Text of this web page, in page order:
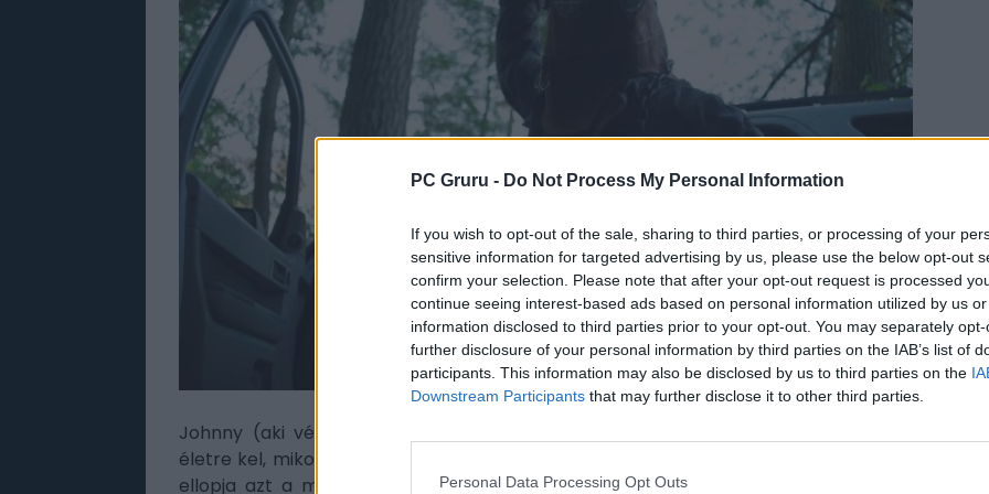
PC Gruru - Do Not Process My Personal Information
If you wish to opt-out of the sale, sharing to third parties, or processing of your
sensitive information for targeted advertising by us, please use the below opt-out
confirm your selection. Please note that after your opt-out request is processed
continue seeing interest-based ads based on personal information utilized by us
information disclosed to third parties prior to your opt-out. You may separately
further disclosure of your personal information by third parties on the IAB’s list of
participants. This information may also be disclosed by us to third parties on the
Downstream Participants that may further disclose it to other third parties.
Personal Data Processing Opt Outs
Johnny (aki véletlenül sem Jason) egy kanadai erdő mélyén nyugszik, azonban
életre kel, mikor fiatalok egy csoportja épp a közelbe érkezik bulikázni és egyikőjük
ellopja azt a medált, amely Johnny nyughelyét őrzi. A bezombult gyilkos emiatt
In